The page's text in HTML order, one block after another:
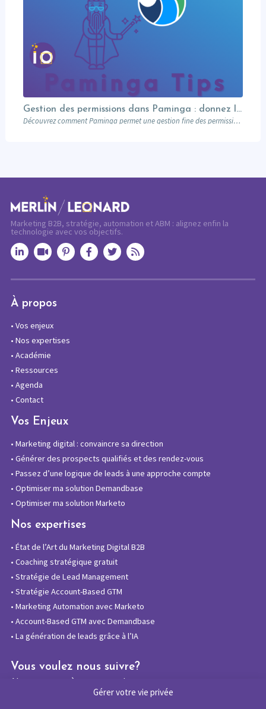
Gérer votre vie privée
Gestion des permissions dans Paminga : donnez les bons droits aux bonnes personnes
Découvrez comment Paminga permet une gestion fine des permissions : rôles, équipes, workspaces et contrôle au niveau des champs. Sécurisez votre marketing automation.
Marketing B2B, stratégie, automation et ABM : alignez enfin la
technologie avec vos objectifs.
À propos
• Vos enjeux
• Nos expertises
• Académie
• Ressources
• Agenda
• Contact
Vos Enjeux
• Marketing digital : convaincre sa direction
• Générer des prospects qualifiés et des rendez-vous
• Passez d’une logique de leads à une approche compte
• Optimiser ma solution Demandbase
• Optimiser ma solution Marketo
Nos expertises
• État de l’Art du Marketing Digital B2B
• Coaching stratégique gratuit
• Stratégie de Lead Management
• Stratégie Account-Based GTM
• Marketing Automation avec Marketo
• Account-Based GTM avec Demandbase
• La génération de leads grâce à l’IA
Vous voulez nous suivre?
Abonnez-vous à notre newsletter